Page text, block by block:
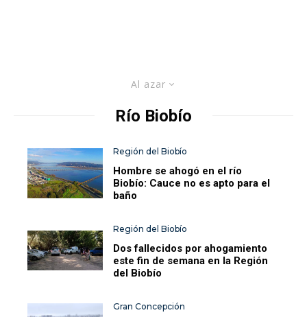
Al azar
Río Biobío
Región del Biobío
Hombre se ahogó en el río
Biobío: Cauce no es apto para el
baño
Región del Biobío
Dos fallecidos por ahogamiento
este fin de semana en la Región
del Biobío
Gran Concepción